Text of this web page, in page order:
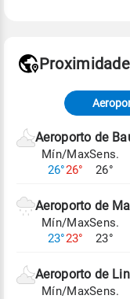
Fonte: dados
meteorológicas
de Tempo e
Para obter
Aeroporto de
Mín/Max
26°26°
Sens.
26°
Aeroporto de
Mín/Max
23°23°
Sens.
23°
Aeroporto de
Mín/MaxSens.